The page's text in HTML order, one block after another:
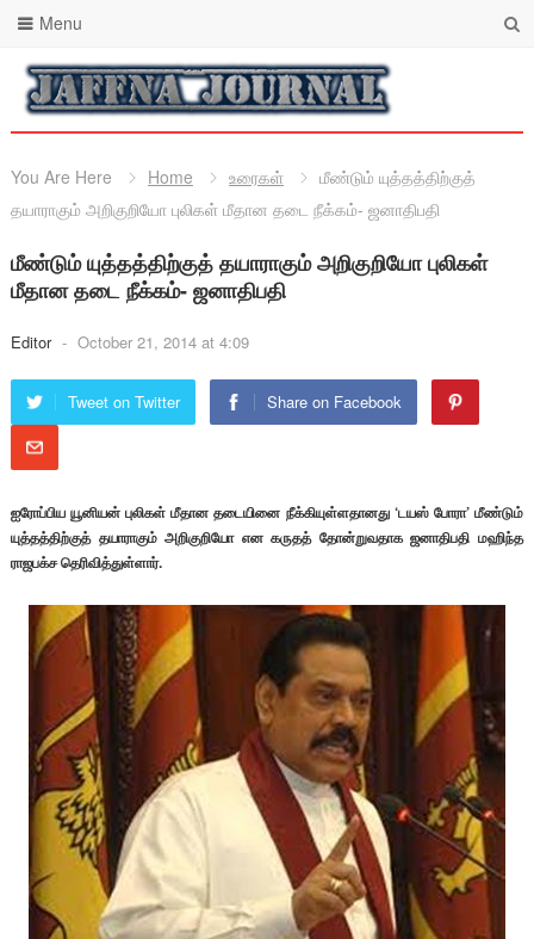
Menu
You Are Here Home உரைகள்
மீண்டும் யுத்தத்திற்குத்
தயாராகும் அறிகுறியோ புலிகள் மீதான தடை நீக்கம்- ஜனாதிபதி
மீண்டும் யுத்தத்திற்குத் தயாராகும் அறிகுறியோ புலிகள்
மீதான தடை நீக்கம்- ஜனாதிபதி
Editor - October 21, 2014 at 4:09
Tweet on Twitter Share on Facebook
ஐரோப்பிய யூனியன் புலிகள் மீதான தடையினை நீக்கியுள்ளதானது ‘டயஸ் போரா’ மீண்டும்
யுத்தத்திற்குத் தயாராகும் அறிகுறியோ என கருதத் தோன்றுவதாக ஜனாதிபதி மஹிந்த
ராஜபக்ச தெரிவித்துள்ளார்.